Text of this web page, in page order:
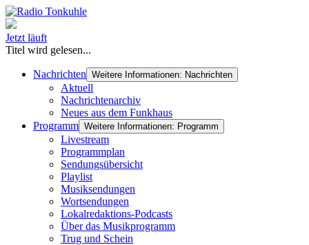
Jetzt läuft
Titel wird gelesen...
Nachrichten Weitere Informationen: Nachrichten
Aktuell
Nachrichtenarchiv
Neues aus dem Funkhaus
Programm Weitere Informationen: Programm
Livestream
Programmplan
Sendungsübersicht
Playlist
Musiksendungen
Wortsendungen
Lokalredaktions-Podcasts
Über das Musikprogramm
Trug und Schein